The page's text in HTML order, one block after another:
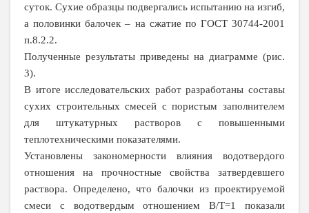
суток. Сухие образцы подвергались испытанию на изгиб,
а половинки балочек – на сжатие по ГОСТ 30744-2001
п.8.2.2.
Полученные результаты приведены на диаграмме (рис.
3).
В итоге исследовательских работ разработаны составы
сухих строительных смесей с пористым заполнителем
для штукатурных растворов с повышенными
теплотехническими показателями.
Установлены закономерности влияния водотвердого
отношения на прочностные свойства затвердевшего
раствора. Определено, что балочки из проектируемой
смеси с водотвердым отношением В/Т=1 показали